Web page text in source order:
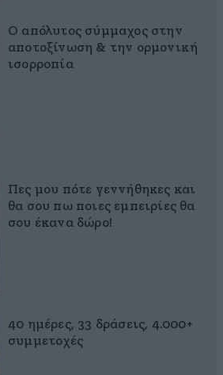
Ο απόλυτος σύμμαχος στην
αποτοξίνωση & την ορμονική
ισορροπία
Πες μου πότε γεννήθηκες και
θα σου πω ποιες εμπειρίες θα
σου έκανα δώρο!
40 ημέρες, 33 δράσεις, 4.000+
συμμετοχές